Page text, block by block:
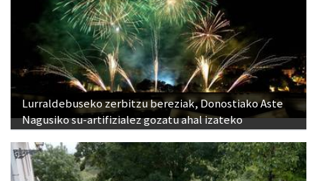
Lurraldebuseko zerbitzu bereziak, Donostiako Aste
Nagusiko su-artifizialez gozatu ahal izateko